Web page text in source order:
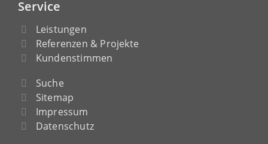
Service
Leistungen
Referenzen & Projekte
Kundenstimmen
Suche
Sitemap
Impressum
Datenschutz